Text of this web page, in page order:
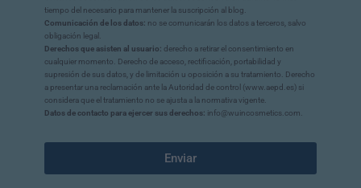
tiempo del necesario para mantener la suscripción al blog.
Comunicación de los datos: no se comunicarán los datos a terceros, salvo
obligación legal.
Derechos que asisten al usuario: derecho a retirar el consentimiento en
cualquier momento. Derecho de acceso, rectificación, portabilidad y
supresión de sus datos, y de limitación u oposición a su tratamiento. Derecho
a presentar una reclamación ante la Autoridad de control (www.aepd.es) si
considera que el tratamiento no se ajusta a la normativa vigente.
Datos de contacto para ejercer sus derechos: info@wuincosmetics.com.
Enviar